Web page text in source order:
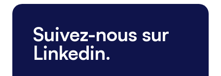
Suivez-nous sur
Linkedin.